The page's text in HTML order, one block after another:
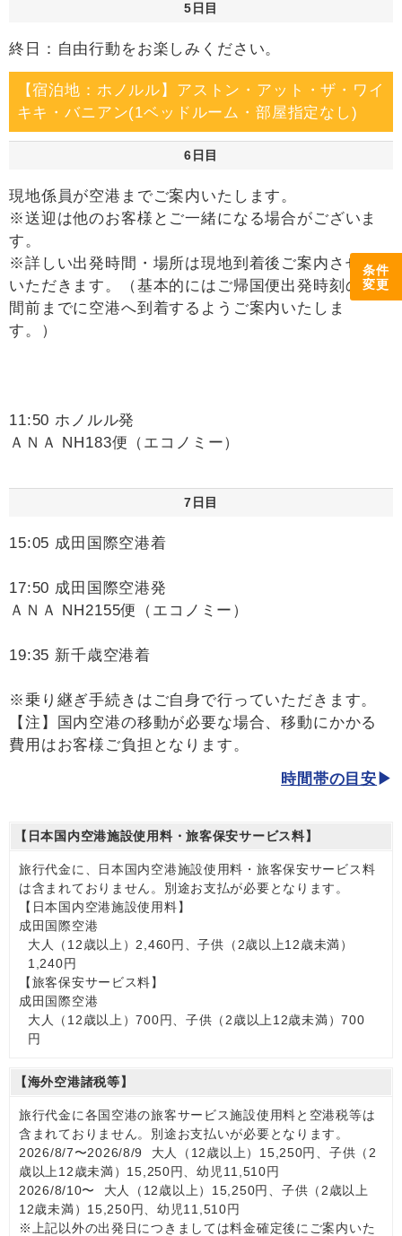
条件
変更
5日目
終日：自由行動をお楽しみください。
【宿泊地：ホノルル】アストン・アット・ザ・ワイ
キキ・バニアン(1ベッドルーム・部屋指定なし)
6日目
現地係員が空港までご案内いたします。
※送迎は他のお客様とご一緒になる場合がございま
す。
※詳しい出発時間・場所は現地到着後ご案内させて
いただきます。（基本的にはご帰国便出発時刻の2時
間前までに空港へ到着するようご案内いたしま
す。）
11:50 ホノルル発
ＡＮＡ NH183便（エコノミー）
7日目
15:05 成田国際空港着
17:50 成田国際空港発
ＡＮＡ NH2155便（エコノミー）
19:35 新千歳空港着
※乗り継ぎ手続きはご自身で行っていただきます。
【注】国内空港の移動が必要な場合、移動にかかる
費用はお客様ご負担となります。
時間帯の目安
【日本国内空港施設使用料・旅客保安サービス料】
旅行代金に、日本国内空港施設使用料・旅客保安サービス料
は含まれておりません。別途お支払が必要となります。
【日本国内空港施設使用料】
成田国際空港
大人（12歳以上）2,460円、子供（2歳以上12歳未満）
1,240円
【旅客保安サービス料】
成田国際空港
大人（12歳以上）700円、子供（2歳以上12歳未満）700
円
【海外空港諸税等】
旅行代金に各国空港の旅客サービス施設使用料と空港税等は
含まれておりません。別途お支払いが必要となります。
2026/8/7〜2026/8/9 大人（12歳以上）15,250円、子供（2
歳以上12歳未満）15,250円、幼児11,510円
2026/8/10〜 大人（12歳以上）15,250円、子供（2歳以上
12歳未満）15,250円、幼児11,510円
※上記以外の出発日につきましては料金確定後にご案内いた